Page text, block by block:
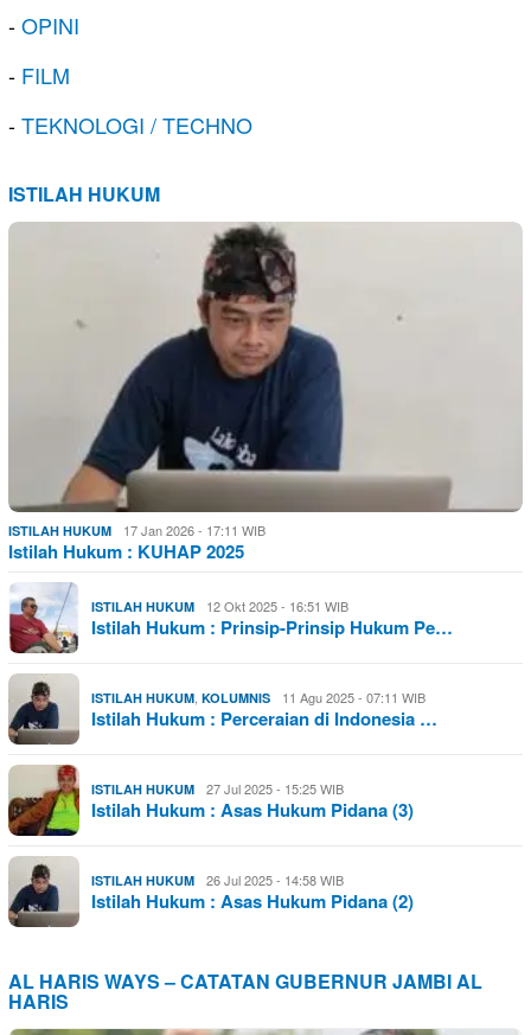
-OPINI
- FILM
-TEKNOLOGI / TECHNO
ISTILAH HUKUM
ISTILAH HUKUM 17 Jan 2026 - 17:11 WIB
Istilah Hukum : KUHAP 2025
ISTILAH HUKUM 12 Okt 2025 - 16:51 WIB
Istilah Hukum : Prinsip-Prinsip Hukum Pe…
ISTILAH HUKUM, KOLUMNIS 11 Agu 2025 - 07:11 WIB
Istilah Hukum : Perceraian di Indonesia …
ISTILAH HUKUM 27 Jul 2025 - 15:25 WIB
Istilah Hukum : Asas Hukum Pidana (3)
ISTILAH HUKUM 26 Jul 2025 - 14:58 WIB
Istilah Hukum : Asas Hukum Pidana (2)
AL HARIS WAYS – CATATAN GUBERNUR JAMBI AL
HARIS